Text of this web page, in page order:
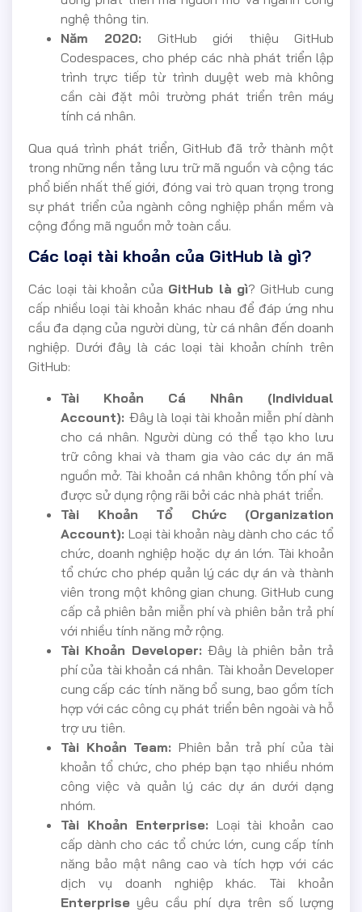
nghệ thông tin.
Năm 2020: GitHub giới thiệu GitHub
Codespaces, cho phép các nhà phát triển lập
trình trực tiếp từ trình duyệt web mà không
cần cài đặt môi trường phát triển trên máy
tính cá nhân.
Qua quá trình phát triển, GitHub đã trở thành một
trong những nền tảng lưu trữ mã nguồn và cộng tác
phổ biến nhất thế giới, đóng vai trò quan trọng trong
sự phát triển của ngành công nghiệp phần mềm và
cộng đồng mã nguồn mở toàn cầu.
Các loại tài khoản của GitHub là gì?
Các loại tài khoản của GitHub là gì? GitHub cung
cấp nhiều loại tài khoản khác nhau để đáp ứng nhu
cầu đa dạng của người dùng, từ cá nhân đến doanh
nghiệp. Dưới đây là các loại tài khoản chính trên
GitHub:
Tài Khoản Cá Nhân (Individual
Account): Đây là loại tài khoản miễn phí dành
cho cá nhân. Người dùng có thể tạo kho lưu
trữ công khai và tham gia vào các dự án mã
nguồn mở. Tài khoản cá nhân không tốn phí và
được sử dụng rộng rãi bởi các nhà phát triển.
Tài Khoản Tổ Chức (Organization
Account):Loại tài khoản này dành cho các tổ
chức, doanh nghiệp hoặc dự án lớn. Tài khoản
tổ chức cho phép quản lý các dự án và thành
viên trong một không gian chung. GitHub cung
cấp cả phiên bản miễn phí và phiên bản trả phí
với nhiều tính năng mở rộng.
Tài Khoản Developer:Đây là phiên bản trả
phí của tài khoản cá nhân. Tài khoản Developer
cung cấp các tính năng bổ sung, bao gồm tích
hợp với các công cụ phát triển bên ngoài và hỗ
trợ ưu tiên.
Tài Khoản Team: Phiên bản trả phí của tài
khoản tổ chức, cho phép bạn tạo nhiều nhóm
công việc và quản lý các dự án dưới dạng
nhóm.
Tài Khoản Enterprise: Loại tài khoản cao
cấp dành cho các tổ chức lớn, cung cấp tính
năng bảo mật nâng cao và tích hợp với các
dịch vụ doanh nghiệp khác. Tài khoản
Enterprise yêu cầu phí dựa trên số lượng